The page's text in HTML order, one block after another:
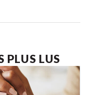
PLUS LUS